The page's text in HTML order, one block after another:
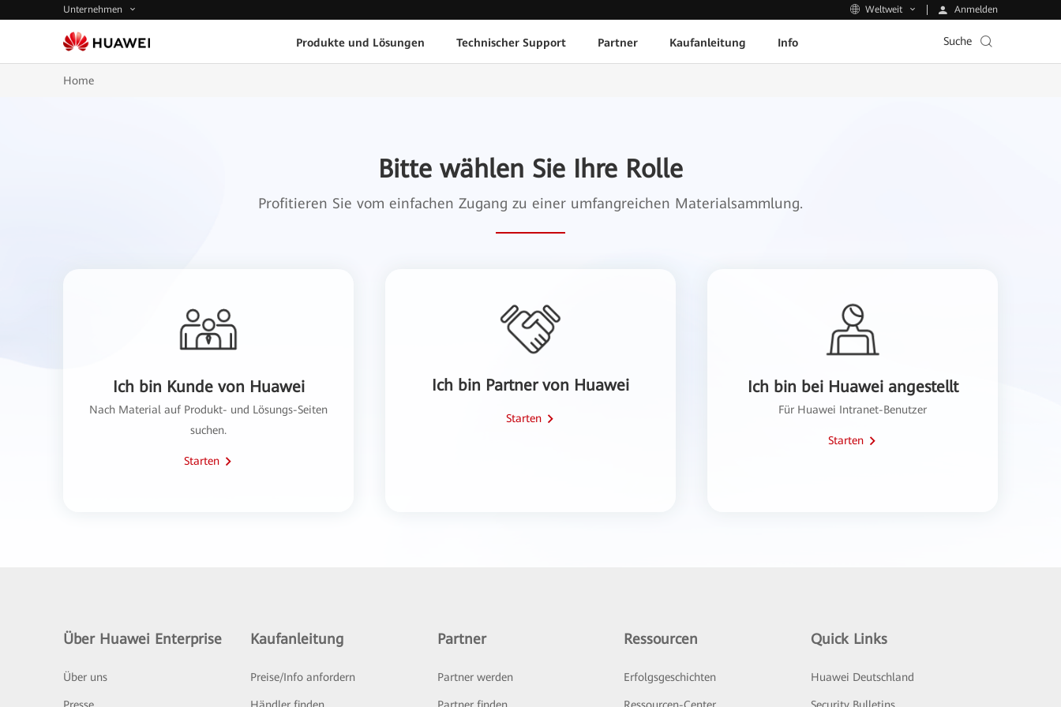
Unternehmen Weltweit Anmelden
Produkte und Lösungen Technischer Support Partner Kaufanleitung Info Suche
Home
Bitte wählen Sie Ihre Rolle
Profitieren Sie vom einfachen Zugang zu einer umfangreichen Materialsammlung.
Ich bin Kunde von Huawei
Nach Material auf Produkt- und Lösungs-Seiten
suchen.
Starten
Ich bin Partner von Huawei
Starten
Ich bin bei Huawei angestellt
Für Huawei Intranet-Benutzer
Starten
Über Huawei Enterprise
Über uns
Presse
Kaufanleitung
Preise/Info anfordern
Händler finden
Partner
Partner werden
Partner finden
Ressourcen
Erfolgsgeschichten
Ressourcen-Center
Quick Links
Huawei Deutschland
Security Bulletins